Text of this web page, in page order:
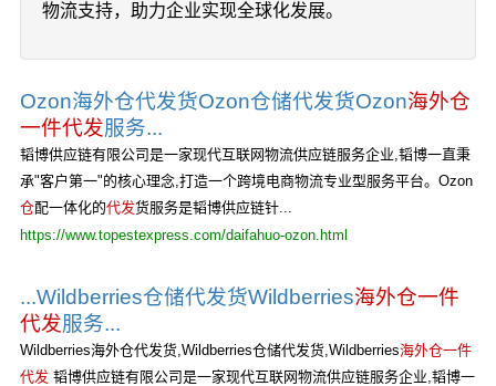
物流支持，助力企业实现全球化发展。
Ozon海外仓代发货Ozon仓储代发货Ozon海外仓
一件代发服务...
韬博供应链有限公司是一家现代互联网物流供应链服务企业,韬博一直秉
承"客户第一"的核心理念,打造一个跨境电商物流专业型服务平台。Ozon
仓配一体化的代发货服务是韬博供应链针...
https://www.topestexpress.com/daifahuo-ozon.html
...Wildberries仓储代发货Wildberries海外仓一件
代发服务...
Wildberries海外仓代发货,Wildberries仓储代发货,Wildberries海外仓一件
代发 韬博供应链有限公司是一家现代互联网物流供应链服务企业,韬博一